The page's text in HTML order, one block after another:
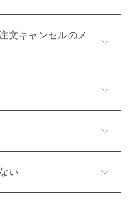
文キャンセルのメ
い